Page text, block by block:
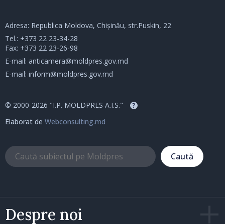
Despre noi
Adresa: Republica Moldova, Chișinău, str.Puskin, 22
Tel.: +373 22 23-34-28
Fax: +373 22 23-26-98
E-mail: anticamera@moldpres.gov.md
E-mail: inform@moldpres.gov.md
© 2000-2026 "I.P. MOLDPRES A.I.S." ?
Elaborat de Webconsulting.md
Caută